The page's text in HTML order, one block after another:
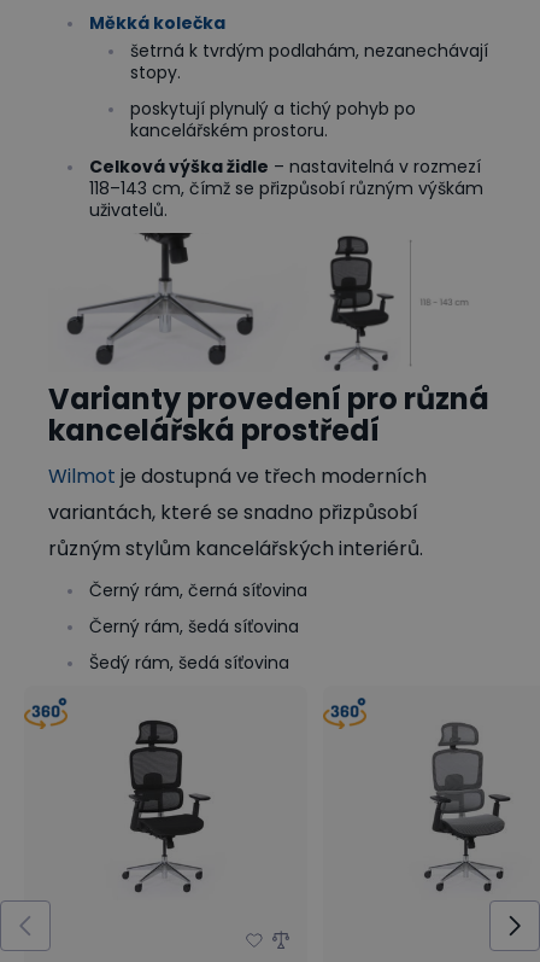
Měkká kolečka
šetrná k tvrdým podlahám, nezanechávají
stopy.
poskytují plynulý a tichý pohyb po
kancelářském prostoru.
Celková výška židle – nastavitelná v rozmezí
118–143 cm, čímž se přizpůsobí různým výškám
uživatelů.
Varianty provedení pro různá
kancelářská prostředí
Wilmot je dostupná ve třech moderních
variantách, které se snadno přizpůsobí
různým stylům kancelářských interiérů.
Černý rám, černá síťovina
Černý rám, šedá síťovina
Šedý rám, šedá síťovina